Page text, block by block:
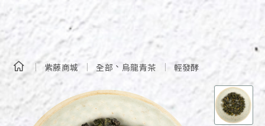
紫藤商城 全部 、 烏龍青茶 輕發酵